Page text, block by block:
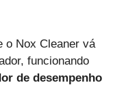
o Nox Cleaner vá
funcionando
de desempenho